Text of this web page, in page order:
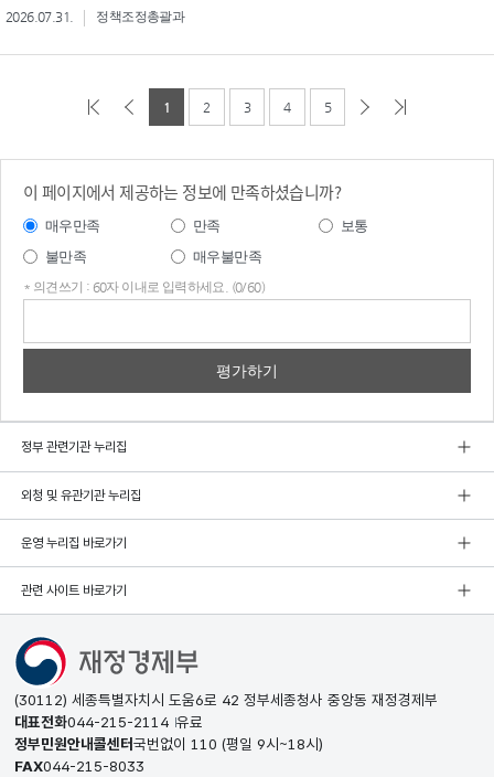
2026.07.31. 정책조정총괄과
1 2 3 4 5
이 페이지에서 제공하는 정보에 만족하셨습니까?
매우만족 만족
보통
불만족
매우불만족
* 의견쓰기 : 60자 이내로 입력하세요. (0/60)
정부 관련기관 누리집
외청 및 유관기관 누리집
운영 누리집 바로가기
관련 사이트 바로가기
(30112) 세종특별자치시 도움6로 42 정부세종청사 중앙동 재정경제부
대표전화044-215-2114 유료
정부민원안내콜센터국번없이 110 (평일 9시~18시)
FAX044-215-8033